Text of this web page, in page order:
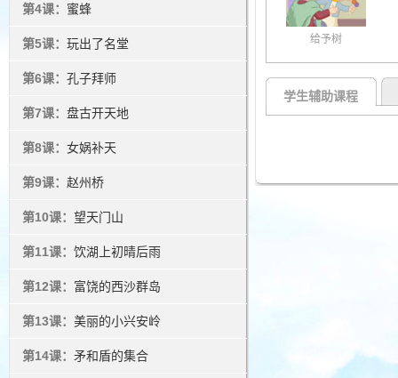
第4课： 蜜蜂
第5课： 玩出了名堂
第6课： 孔子拜师
第7课： 盘古开天地
第8课： 女娲补天
第9课： 赵州桥
第10课： 望天门山
第11课： 饮湖上初晴后雨
第12课： 富饶的西沙群岛
第13课： 美丽的小兴安岭
第14课： 矛和盾的集合
给予树
学生辅助课程